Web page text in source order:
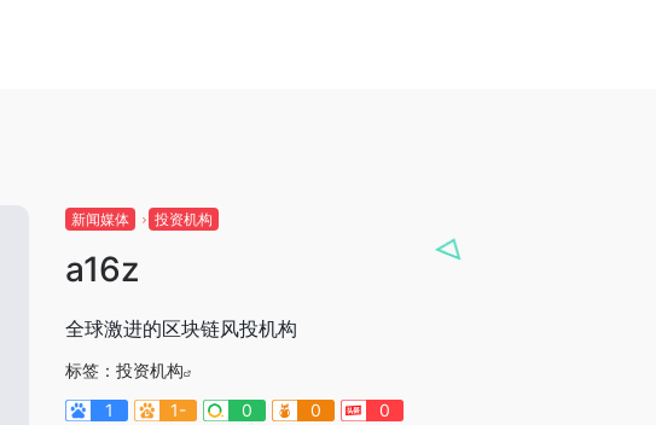
新闻媒体 投资机构
a16z
全球激进的区块链风投机构
标签： 投资机构
1
1- 0 0 0